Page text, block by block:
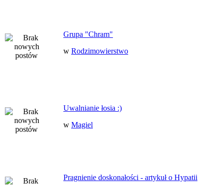
Grupa "Chram"
w Rodzimowierstwo
Uwalnianie łosia :)
w Magiel
Pragnienie doskonałości - artykuł o Hypatii